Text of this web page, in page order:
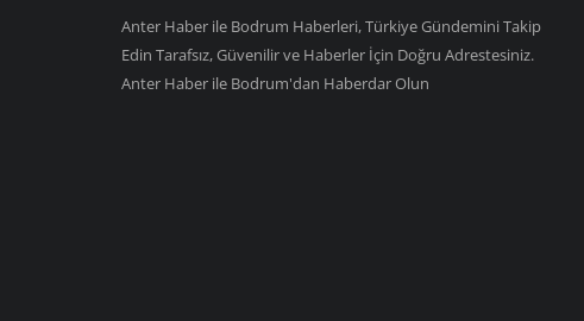
Anter Haber ile Bodrum Haberleri, Türkiye Gündemini Takip
Edin Tarafsız, Güvenilir ve Haberler İçin Doğru Adrestesiniz.
Anter Haber ile Bodrum'dan Haberdar Olun